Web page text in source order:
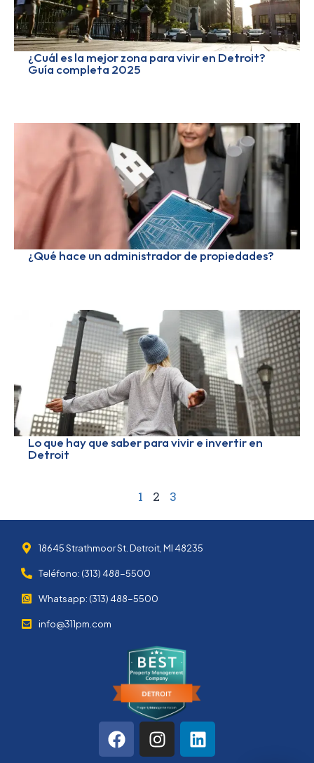
¿Cuál es la mejor zona para vivir en Detroit?
Guía completa 2025
¿Qué hace un administrador de propiedades?
Lo que hay que saber para vivir e invertir en
Detroit
1 2 3
18645 Strathmoor St. Detroit, MI 48235
Teléfono: (313) 488-5500
Whatsapp: (313) 488-5500
info@311pm.com